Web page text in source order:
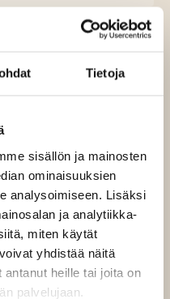
Tietoja
sisällön ja mainosten
ominaisuuksien
analysoimiseen. Lisäksi
ja analytiikka-
miten käytät
yhdistää näitä
heille tai joita on
palvelujaan.